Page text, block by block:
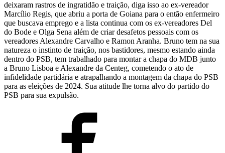
deixaram rastros de ingratidão e traição, diga isso ao ex-vereador
Marcílio Regis, que abriu a porta de Goiana para o então enfermeiro
que buscava emprego e a lista continua com os ex-vereadores Del
do Bode e Olga Sena além de criar desafetos pessoais com os
vereadores Alexandre Carvalho e Ramon Aranha. Bruno tem na sua
natureza o instinto de traição, nos bastidores, mesmo estando ainda
dentro do PSB, tem trabalhado para montar a chapa do MDB junto
a Bruno Lisboa e Alexandre da Centeg, cometendo o ato de
infidelidade partidária e atrapalhando a montagem da chapa do PSB
para as eleições de 2024. Sua atitude lhe torna alvo do partido do
PSB para sua expulsão.